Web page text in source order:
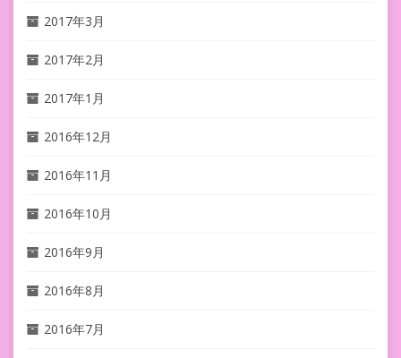
2017年3月
2017年2月
2017年1月
2016年12月
2016年11月
2016年10月
2016年9月
2016年8月
2016年7月